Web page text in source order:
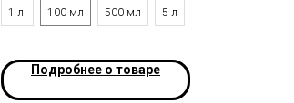
1 л.
100 мл 500 мл 5 л
Подробнее о товаре